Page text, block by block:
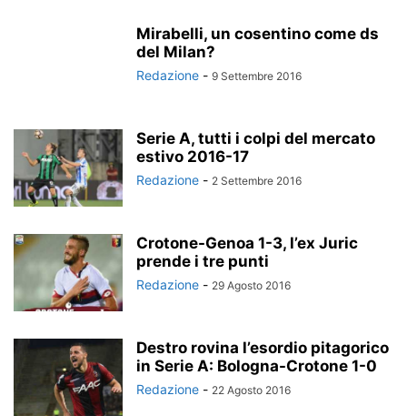
Mirabelli, un cosentino come ds
del Milan?
Redazione - 9 Settembre 2016
Serie A, tutti i colpi del mercato
estivo 2016-17
Redazione - 2 Settembre 2016
Crotone-Genoa 1-3, l’ex Juric
prende i tre punti
Redazione - 29 Agosto 2016
Destro rovina l’esordio pitagorico
in Serie A: Bologna-Crotone 1-0
Redazione - 22 Agosto 2016